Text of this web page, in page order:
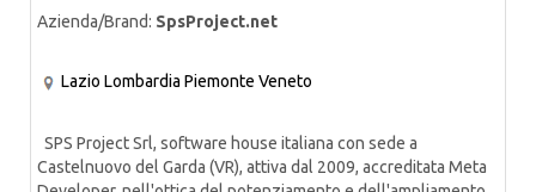
Azienda/Brand: SpsProject.net
Lazio Lombardia Piemonte Veneto
SPS Project Srl, software house italiana con sede a
Castelnuovo del Garda (VR), attiva dal 2009, accreditata Meta